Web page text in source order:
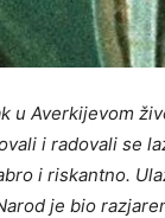
u Averkijevom
i radovali se
i riskantno.
je bio